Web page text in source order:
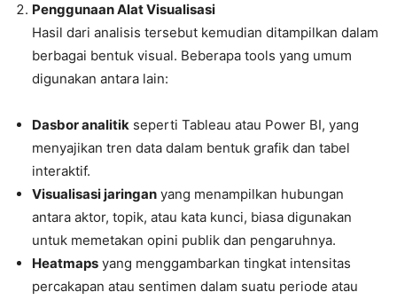
Penggunaan Alat Visualisasi
Hasil dari analisis tersebut kemudian ditampilkan dalam
berbagai bentuk visual. Beberapa tools yang umum
digunakan antara lain:
Dasbor analitik seperti Tableau atau Power BI, yang
menyajikan tren data dalam bentuk grafik dan tabel
interaktif.
Visualisasi jaringan yang menampilkan hubungan
antara aktor, topik, atau kata kunci, biasa digunakan
untuk memetakan opini publik dan pengaruhnya.
Heatmaps yang menggambarkan tingkat intensitas
percakapan atau sentimen dalam suatu periode atau